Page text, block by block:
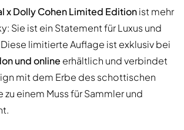
x Dolly Cohen Limited Editionist mehr
Sie ist ein Statement für Luxus und
limitierte Auflage ist exklusiv bei
und online erhältlich und verbindet
mit dem Erbe des schottischen
zu einem Muss für Sammler und